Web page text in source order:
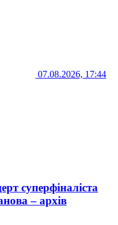
07.08.2026, 17:44
суперфіналіста
– архів